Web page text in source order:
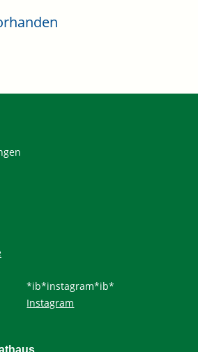
*ib*instagram*ib*
Instagram